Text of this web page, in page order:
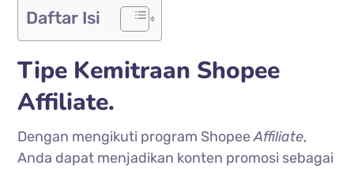
Daftar Isi
Tipe Kemitraan Shopee
Affiliate.
Dengan mengikuti program ShopeeAffiliate,
Anda dapat menjadikan konten promosi sebagai